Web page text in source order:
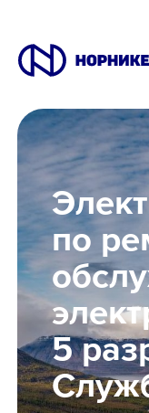
Вакансии
Офис
IT
Студентам
по
5